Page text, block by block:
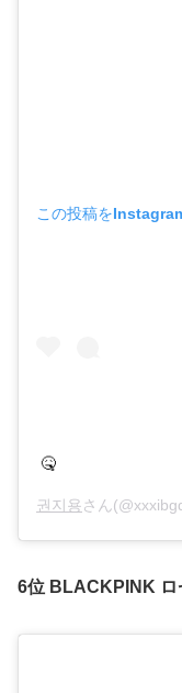
この投稿を
🤒
권지용さん
6位 BLACKPINK ロ